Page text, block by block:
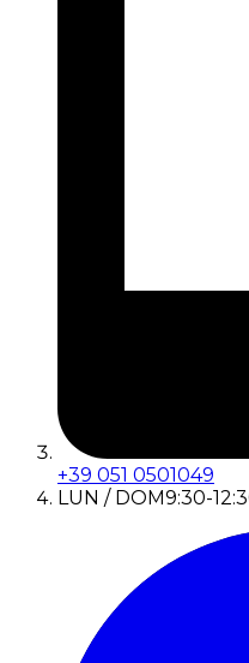
+39 051 0501049
LUN / DOM9:30-